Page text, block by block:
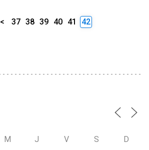
< 37 38 39 40 41 42
M J V S D